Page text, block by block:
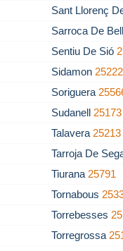
Sant Llorenç
Sarroca De
Sentiu De Sió
Sidamon 25222
Soriguera
Sudanell 25173
Talavera 25213
Tarroja De
Tiurana 25791
Tornabous
Torrebesses
Torregrossa